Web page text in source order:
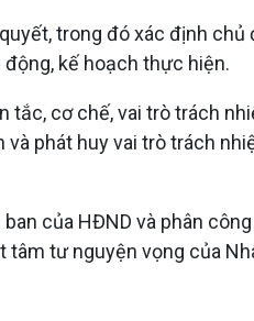
trong đó xác định
kế hoạch thực hiện.
cơ chế, vai trò trách
phát huy vai trò trách
của HĐND và phân
tư nguyện vọng của